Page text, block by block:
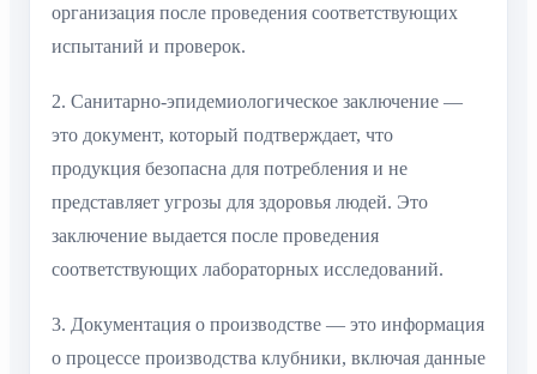
организация после проведения соответствующих
испытаний и проверок.
2. Санитарно-эпидемиологическое заключение —
это документ, который подтверждает, что
продукция безопасна для потребления и не
представляет угрозы для здоровья людей. Это
заключение выдается после проведения
соответствующих лабораторных исследований.
3. Документация о производстве — это информация
о процессе производства клубники, включая данные